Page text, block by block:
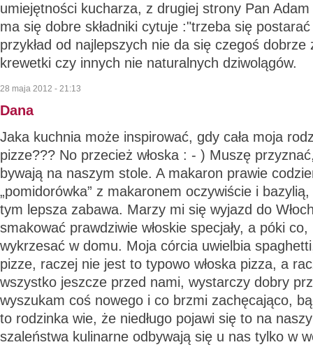
umiejętności kucharza, z drugiej strony Pan
ma się dobre składniki cytuje :"trzeba się
przykład od najlepszych nie da się czegoś
krewetki czy innych nie naturalnych dziwolągów.
28 maja 2012 - 21:13
Dana
Jaka kuchnia może inspirować, gdy cała moja
pizze??? No przecież włoska : - ) Muszę
bywają na naszym stole. A makaron prawie
„pomidorówka” z makaronem oczywiście i
tym lepsza zabawa. Marzy mi się wyjazd do
smakować prawdziwie włoskie specjały, a póki
wykrzesać w domu. Moja córcia uwielbia
pizze, raczej nie jest to typowo włoska pizza, a
wszystko jeszcze przed nami, wystarczy dobry
wyszukam coś nowego i co brzmi zachęcająco,
to rodzinka wie, że niedługo pojawi się to na
szaleństwa kulinarne odbywają się u nas tylko w